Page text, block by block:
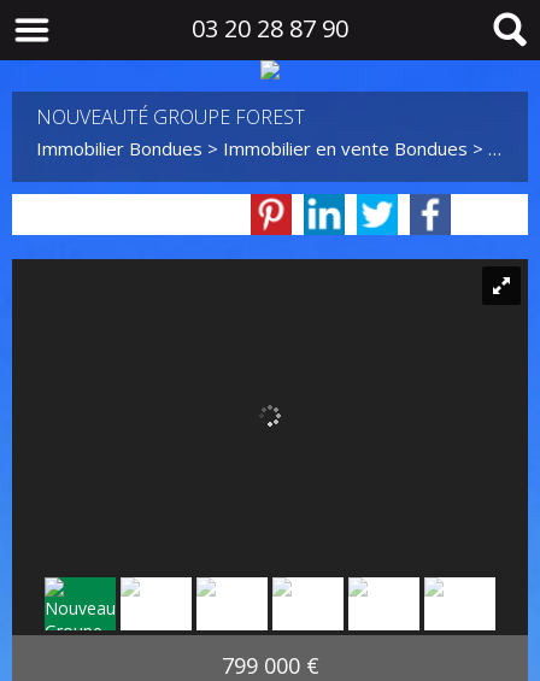
03 20 28 87 90
NOUVEAUTÉ GROUPE FOREST
Immobilier Bondues > Immobilier en vente Bondues >
799 000 €